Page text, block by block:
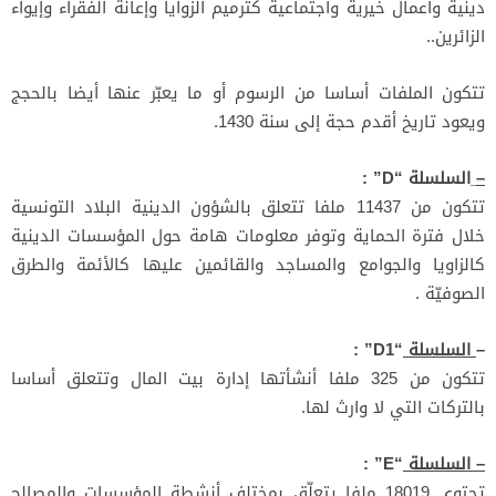
دينية وأعمال خيرية واجتماعية كترميم الزوايا وإعانة الفقراء وإيواء
الزائرين..
تتكون الملفات أساسا من الرسوم أو ما يعبّر عنها أيضا بالحجج
ويعود تاريخ أقدم حجة إلى سنة 1430.
–السلسلة “D” :
تتكون من 11437 ملفا تتعلق بالشؤون الدينية البلاد التونسية
خلال فترة الحماية وتوفر معلومات هامة حول المؤسسات الدينية
كالزاويا والجوامع والمساجد والقائمين عليها كالأئمة والطرق
الصوفيّة .
–السلسلة“D1” :
تتكون من 325 ملفا أنشأتها إدارة بيت المال وتتعلق أساسا
بالتركات التي لا وارث لها.
–السلسلة“E” :